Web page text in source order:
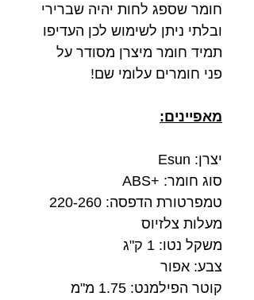
חומר שספג לחות יהיה שברירי
ובלתי ניתן לשימוש לכן העדיפו
תמיד חומר מיצרן מסודר על
פני חומרים עלומי שם!
מאפיינים:
יצרן: Esun
סוג חומר: +ABS
טמפרטורת הדפסה: 220-260
מעלות צלזיוס
משקל נטו: 1 ק"ג
צבע: אפור
קוטר הפילמנט: 1.75 מ"מ